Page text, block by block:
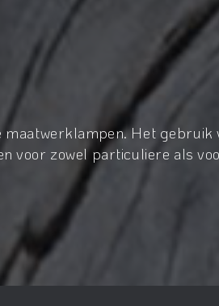
Het
voor zowel particuliere als